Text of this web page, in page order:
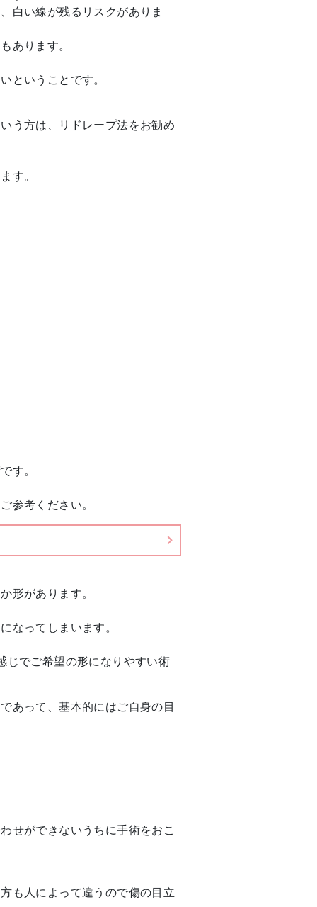
白い線が残るリスクがありま
あります。
ということです。
う方は、リドレープ法をお勧め
す。
す。
参考ください。
形があります。
なってしまいます。
じでご希望の形になりやすい術
あって、基本的にはご自身の目
せができないうちに手術をおこ
も人によって違うので傷の目立